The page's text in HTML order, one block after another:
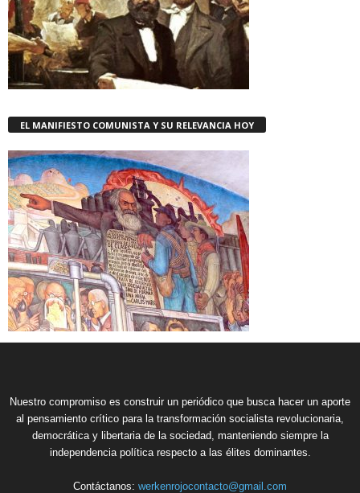
EL MANIFIESTO COMUNISTA Y SU RELEVANCIA HOY
Nuestro compromiso es construir un periódico que busca hacer un aporte
al pensamiento crítico para la transformación socialista revolucionaria,
democrática y libertaria de la sociedad, manteniendo siempre la
independencia política respecto a las élites dominantes.
Contáctanos: werkenrojocontacto@gmail.com